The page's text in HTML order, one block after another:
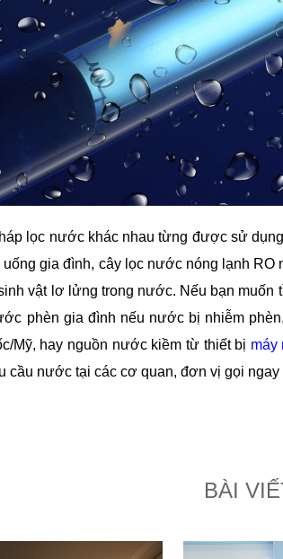
lọc nước khác nhau từng được sử
gia đình, cây lọc nước nóng lạnh
vật lơ lửng trong nước. Nếu bạn muốn
phèn gia đình nếu nước bị nhiễm
Mỹ, hay nguồn nước kiềm từ thiết bị máy
cầu nước tại các cơ quan, đơn vị gọi ngay
BÀI